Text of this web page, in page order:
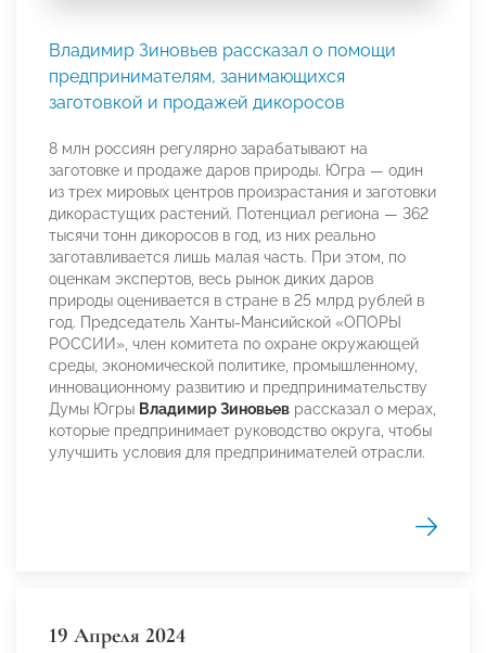
Владимир Зиновьев рассказал о помощи
предпринимателям, занимающихся
заготовкой и продажей дикоросов
8 млн россиян регулярно зарабатывают на
заготовке и продаже даров природы. Югра — один
из трех мировых центров произрастания и заготовки
дикорастущих растений. Потенциал региона — 362
тысячи тонн дикоросов в год, из них реально
заготавливается лишь малая часть. При этом, по
оценкам экспертов, весь рынок диких даров
природы оценивается в стране в 25 млрд рублей в
год. Председатель Ханты-Мансийской «ОПОРЫ
РОССИИ», член комитета по охране окружающей
среды, экономической политике, промышленному,
инновационному развитию и предпринимательству
Думы Югры Владимир Зиновьев рассказал о мерах,
которые предпринимает руководство округа, чтобы
улучшить условия для предпринимателей отрасли.
19 Апреля 2024